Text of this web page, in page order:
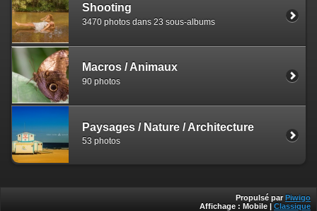
Shooting
3470 photos dans 23 sous-albums
Macros / Animaux
90 photos
Paysages / Nature / Architecture
53 photos
Propulsé par Piwigo
Affichage : Mobile Classique